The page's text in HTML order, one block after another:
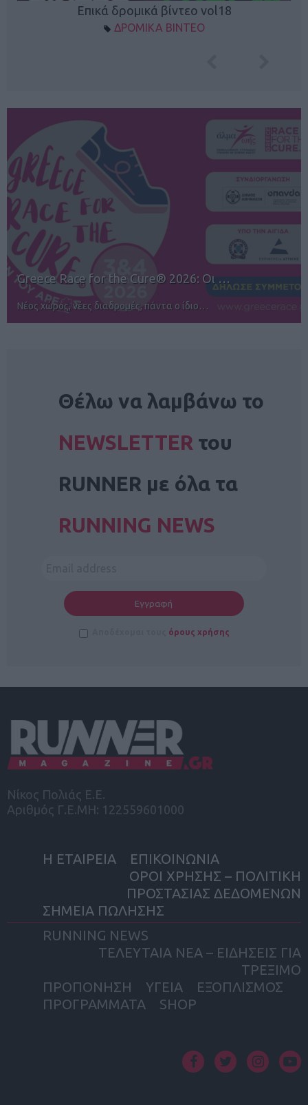
Επικά δρομικά βίντεο vol18
ΔΡΟΜΙΚΑ ΒΙΝΤΕΟ
12ος TUI Rhodes Marathon: Άνοιγμα ε…
Αγώνες για όλους στην Ρόδο
Θέλω να λαμβάνω το
NEWSLETTER του
RUNNER με όλα τα
RUNNING NEWS
όρους χρήσης
Νίκος Πολιάς Ε.Ε.
Αριθμός Γ.Ε.ΜΗ: 122559601000
Η ΕΤΑΙΡΕΙΑ
ΕΠΙΚΟΙΝΩΝΙΑ
ΟΡΟΙ ΧΡΗΣΗΣ – ΠΟΛΙΤΙΚΗ
ΠΡΟΣΤΑΣΙΑΣ ΔΕΔΟΜΕΝΩΝ
ΣΗΜΕΙΑ ΠΩΛΗΣΗΣ
RUNNING NEWS
ΤΕΛΕΥΤΑΙΑ ΝΕΑ – ΕΙΔΗΣΕΙΣ ΓΙΑ
ΤΡΕΞΙΜΟ
ΠΡΟΠΟΝΗΣΗ
ΥΓΕΙΑ
ΕΞΟΠΛΙΣΜΟΣ
ΠΡΟΓΡΑΜΜΑΤΑ
SHOP